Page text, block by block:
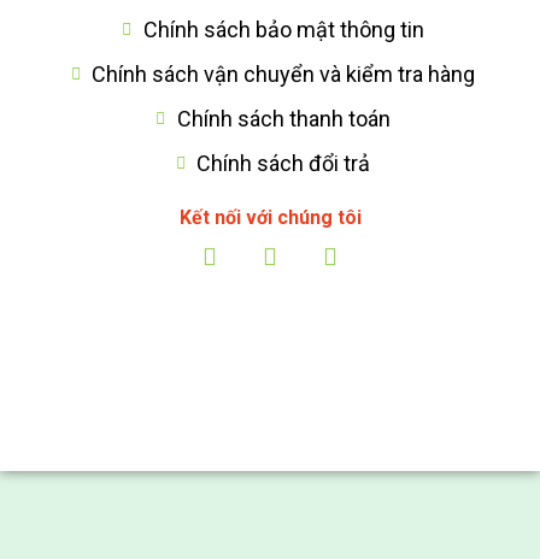
Chính sách bảo mật thông tin
Chính sách vận chuyển và kiểm tra hàng
Chính sách thanh toán
Chính sách đổi trả
Kết nối với chúng tôi